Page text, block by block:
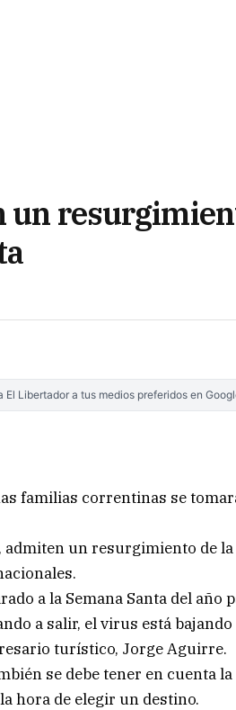
El Libertador a tus medios preferidos en
familias correntinas se
admiten un resurgimiento de
a la Semana Santa del año
a salir, el virus está
turístico, Jorge Aguirre.
se debe tener en cuenta
hora de elegir un destino.